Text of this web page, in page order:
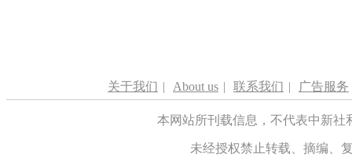
关于我们 | About us | 联系我们 | 广告服务
本网站所刊载信息，不代表中新
未经授权禁止转载、摘编、